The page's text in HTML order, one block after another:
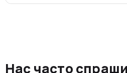
Нас часто